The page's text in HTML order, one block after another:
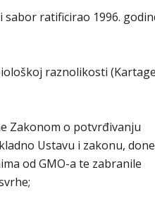
ratificirao 1996.
raznolikosti
Zakonom o potvrđivanju
Ustavu i zakonu,
od GMO-a te zabranile